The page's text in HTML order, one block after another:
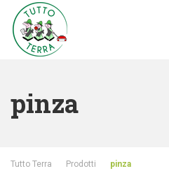
pinza
Tutto Terra Prodotti pinza